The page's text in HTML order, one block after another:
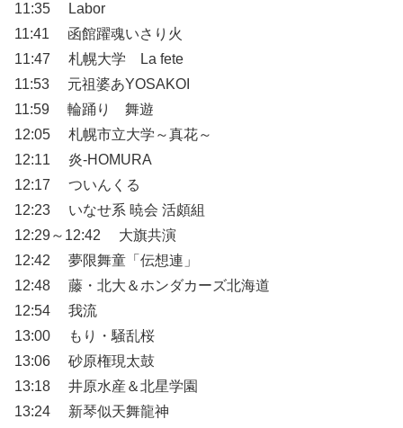
11:35 Labor
11:41 函館躍魂いさり火
11:47 札幌大学 La fete
11:53 元祖婆あYOSAKOI
11:59 輪踊り 舞遊
12:05 札幌市立大学～真花～
12:11 炎-HOMURA
12:17 ついんくる
12:23 いなせ系 暁会 活頗組
12:29～12:42 大旗共演
12:42 夢限舞童「伝想連」
12:48 藤・北大＆ホンダカーズ北海道
12:54 我流
13:00 もり・騒乱桜
13:06 砂原権現太鼓
13:18 井原水産＆北星学園
13:24 新琴似天舞龍神